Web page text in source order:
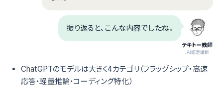
テキトー教師
.AI認定講師
振り返ると、こんな内容でしたね。
ChatGPTのモデルは大きく4カテゴリ（フラッグシップ・高速
応答・軽量推論・コーディング特化）